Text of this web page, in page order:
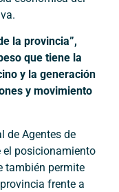
la provincia”,
que tiene la
y la generación
y movimiento
de Agentes de
el posicionamiento
también permite
frente a